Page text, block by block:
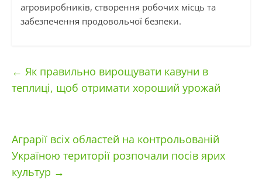
агровиробників, створення робочих місць та
забезпечення продовольчої безпеки.
← Як правильно вирощувати кавуни в
теплиці, щоб отримати хороший урожай
Аграрії всіх областей на контрольованій
Україною території розпочали посів ярих
культур →